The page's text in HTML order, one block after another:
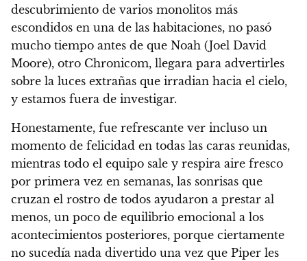
descubrimiento de varios monolitos más
escondidos en una de las habitaciones, no pasó
mucho tiempo antes de que Noah (Joel David
Moore), otro Chronicom, llegara para advertirles
sobre la luces extrañas que irradian hacia el cielo,
y estamos fuera de investigar.
Honestamente, fue refrescante ver incluso un
momento de felicidad en todas las caras reunidas,
mientras todo el equipo sale y respira aire fresco
por primera vez en semanas, las sonrisas que
cruzan el rostro de todos ayudaron a prestar al
menos, un poco de equilibrio emocional a los
acontecimientos posteriores, porque ciertamente
no sucedía nada divertido una vez que Piper les